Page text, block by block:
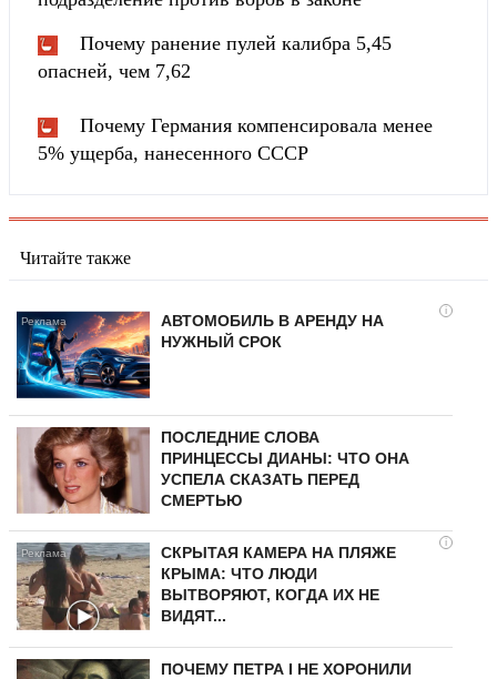
Почему ранение пулей калибра 5,45
опасней, чем 7,62
Почему Германия компенсировала менее
5% ущерба, нанесенного СССР
Читайте также
i
АВТОМОБИЛЬ В АРЕНДУ НА
НУЖНЫЙ СРОК
ПОСЛЕДНИЕ СЛОВА
ПРИНЦЕССЫ ДИАНЫ: ЧТО ОНА
УСПЕЛА СКАЗАТЬ ПЕРЕД
СМЕРТЬЮ
i
СКРЫТАЯ КАМЕРА НА ПЛЯЖЕ
КРЫМА: ЧТО ЛЮДИ
ВЫТВОРЯЮТ, КОГДА ИХ НЕ
ВИДЯТ...
ПОЧЕМУ ПЕТРА I НЕ ХОРОНИЛИ